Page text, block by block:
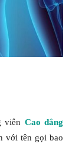
viên Cao đẳng
với tên gọi bao